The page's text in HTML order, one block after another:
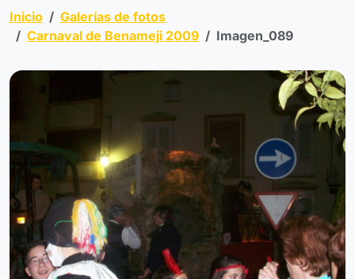
Inicio
Galerías de fotos
Carnaval de Benameji 2009
Imagen_089